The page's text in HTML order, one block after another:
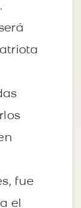
fue
el